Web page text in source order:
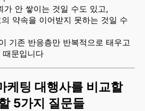
가 안 쌓이는 것일 수도 있고,
약속을 이어받지 못하는 것일 수
기존 반응층만 반복적으로 태우고
때문입니다
케팅 대행사를 비교할
5가지 질문들